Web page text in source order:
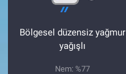
Bölgesel düzensiz yağmur
yağışlı
Nem: %77